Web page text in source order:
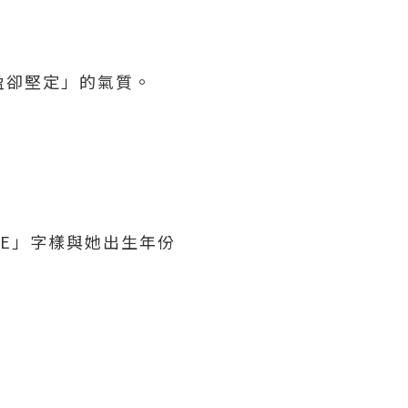
堅定」的氣質。
」字樣與她出生年份